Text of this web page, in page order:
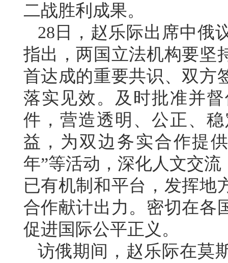
二战胜利成果。
28日，赵乐际出席中俄
指出，两国立法机构要坚
首达成的重要共识、双方
落实见效。及时批准并
件，营造透明、公正、
益，为双边务实合作提
年”等活动，深化人文交
已有机制和平台，发挥地
合作献计出力。密切在各
促进国际公平正义。
访俄期间，赵乐际在莫